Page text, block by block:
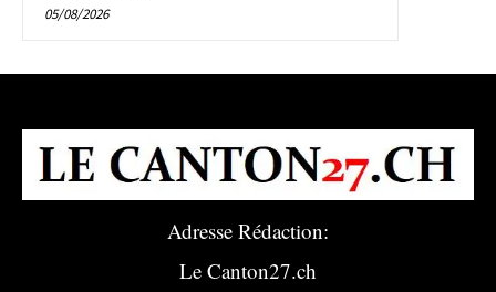
05/08/2026
Adresse Rédaction:
Le Canton27.ch